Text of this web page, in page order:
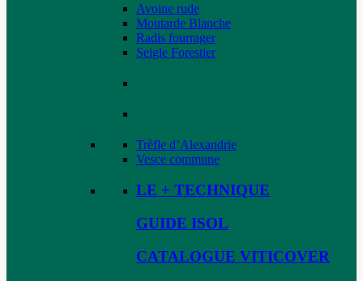
Avoine rude
Moutarde Blanche
Radis fourrager
Seigle Forestier
Trèfle d’Alexandrie
Vesce commune
LE + TECHNIQUE
GUIDE ISOL
CATALOGUE VITICOVER